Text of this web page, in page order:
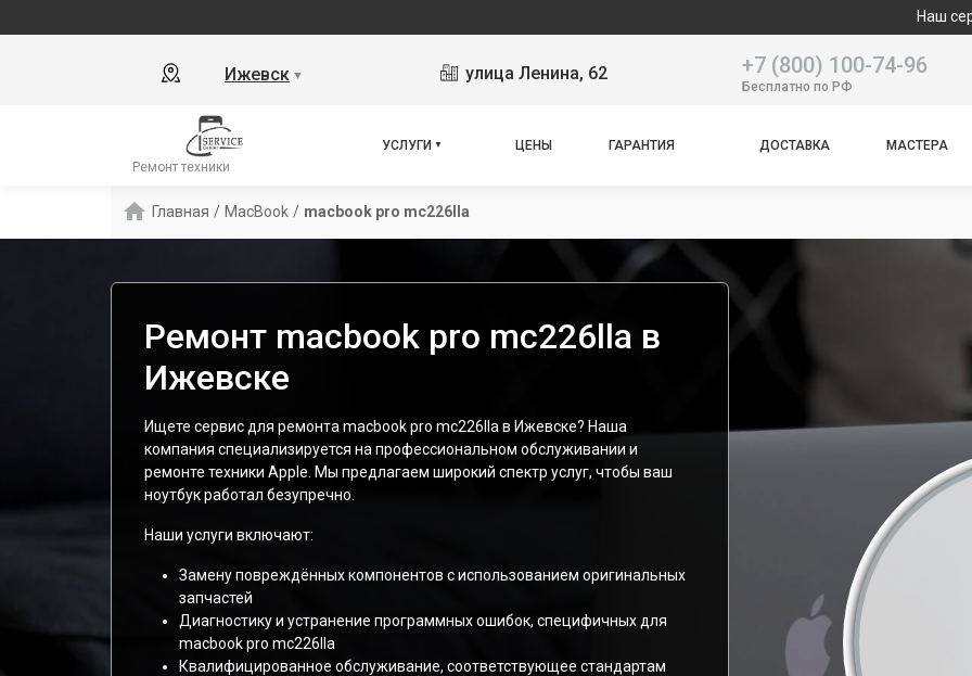
Наш сервисный
Ижевск ▼ улица Ленина, 62 +7 (800) 100-74-96
Бесплатно по РФ
Ремонт техники
УСЛУГИ ЦЕНЫ ГАРАНТИЯ ДОСТАВКА МАСТЕРА
Главная / MacBook / macbook pro mc226lla
Ремонт macbook pro mc226lla в
Ижевске
Ищете сервис для ремонта macbook pro mc226lla в Ижевске? Наша
компания специализируется на профессиональном обслуживании и
ремонте техники Apple. Мы предлагаем широкий спектр услуг, чтобы ваш
ноутбук работал безупречно.
Наши услуги включают:
Замену повреждённых компонентов с использованием оригинальных
запчастей
Диагностику и устранение программных ошибок, специфичных для
macbook pro mc226lla
Квалифицированное обслуживание, соответствующее стандартам